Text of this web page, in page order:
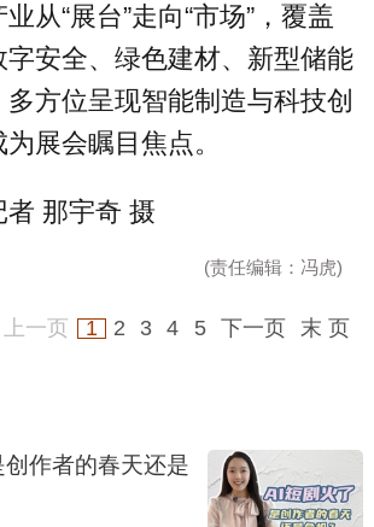
从“展台”走向“市场”，覆盖
字安全、绿色建材、新型储能
方位呈现智能制造与科技创
展会瞩目焦点。
者 那宇奇 摄
(责任编辑：冯虎)
上一页 1 2 3 4 5 下一页 末 页
作者的春天还是